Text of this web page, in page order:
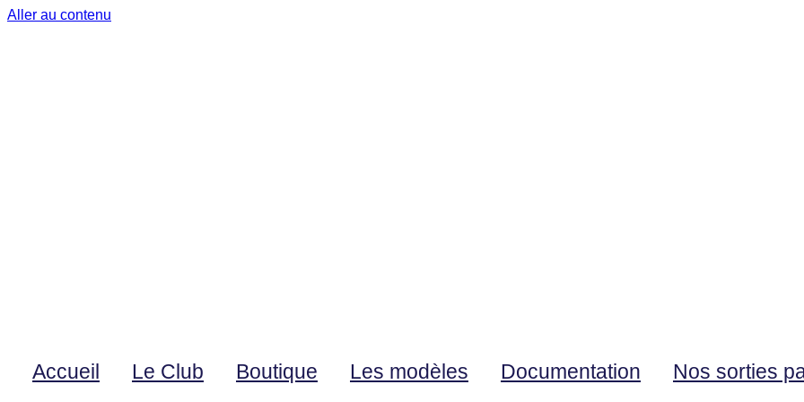
Aller au contenu
Accueil Le Club Boutique Les modèles Documentation Nos sorties